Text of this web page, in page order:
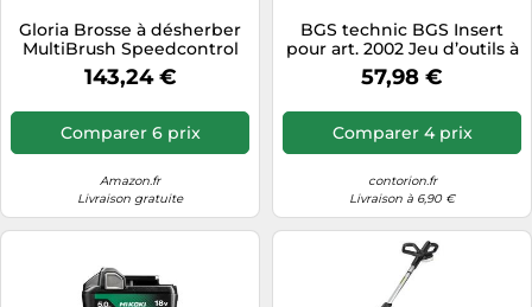
Gloria Brosse à désherber
MultiBrush Speedcontrol
Plus Batterie 18V Li-Ion
143,24 €
Comparer 6 prix
Amazon.fr
Livraison gratuite
BGS technic BGS Insert
pour art. 2002 Jeu d’outils à
main et d’embouts 37
pièces Quantité:1
57,98 €
Comparer 4 prix
contorion.fr
Livraison à 6,90 €